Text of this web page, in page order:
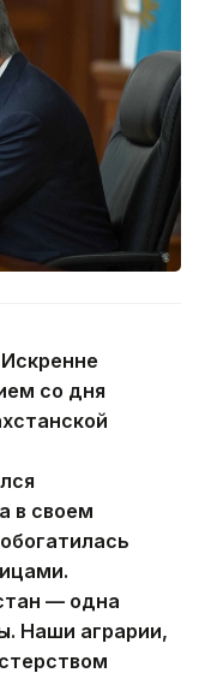
со дня
в своем
— одна
Наши аграрии,